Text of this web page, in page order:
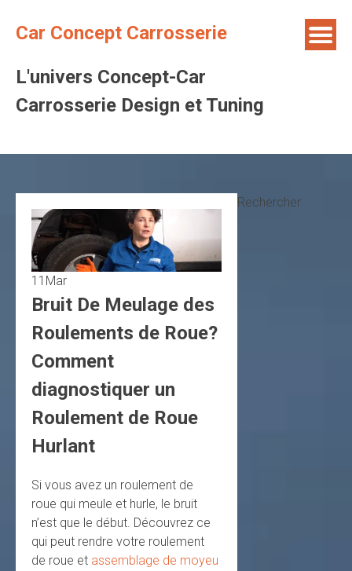
Car Concept Carrosserie
L'univers Concept-Car
Carrosserie Design et Tuning
11 Mar
Bruit De Meulage des
Roulements de Roue?
Comment
diagnostiquer un
Roulement de Roue
Hurlant
Si vous avez un roulement de
roue qui meule et hurle, le bruit
n’est que le début. Découvrez ce
qui peut rendre votre roulement
de roue et assemblage de moyeu
Rechercher